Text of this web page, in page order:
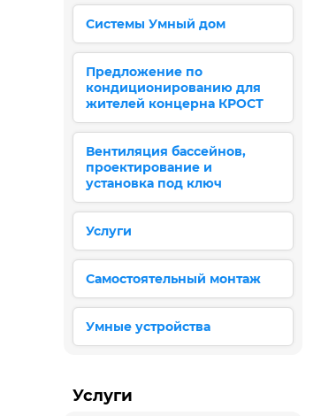
Системы Умный дом
Предложение по
кондиционированию для
жителей концерна КРОСТ
Вентиляция бассейнов,
проектирование и
установка под ключ
Услуги
Самостоятельный монтаж
Умные устройства
Услуги